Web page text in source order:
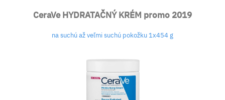
CeraVe HYDRATAČNÝ KRÉM promo 2019
na suchú až veľmi suchú pokožku 1x454 g